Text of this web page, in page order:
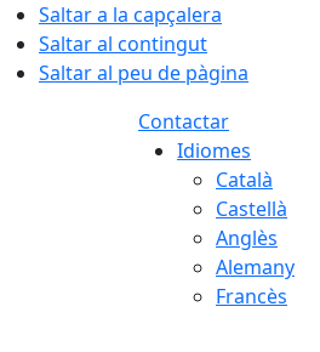
Saltar a la capçalera
Saltar al contingut
Saltar al peu de pàgina
Contactar
Idiomes
Català
Castellà
Anglès
Alemany
Francès